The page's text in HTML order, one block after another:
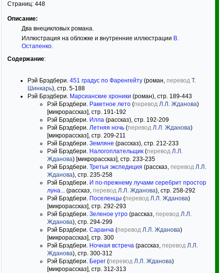
Страниц: 448
Описание:
Два внецикловых романа.
Иллюстрация на обложке и внутренние иллюстрации В.
Остапенко.
Содержание:
Рэй Брэдбери. 451 градус по Фаренгейту (роман, перевод Т.
Шинкарь), стр. 5-188
Рэй Брэдбери. Марсианские хроники (роман), стр. 189-443
Рэй Брэдбери. Ракетное лето (перевод Л.Л. Жданова)
[микрорассказ], стр. 191-192
Рэй Брэдбери. Илла (рассказ), стр. 192-209
Рэй Брэдбери. Летняя ночь (перевод Л.Л. Жданова)
[микрорассказ], стр. 209-211
Рэй Брэдбери. Земляне (рассказ), стр. 212-233
Рэй Брэдбери. Налогоплательщик (перевод Л.Л.
Жданова) [микрорассказ], стр. 233-235
Рэй Брэдбери. Третья экспедиция (рассказ, перевод Л.Л.
Жданова), стр. 235-258
Рэй Брэдбери. И по-прежнему лучами серебрит простор
луна... (рассказ, перевод Л.Л. Жданова), стр. 258-292
Рэй Брэдбери. Поселенцы (перевод Л.Л. Жданова)
[микрорассказ], стр. 292-293
Рэй Брэдбери. Зеленое утро (рассказ, перевод Л.Л.
Жданова), стр. 294-299
Рэй Брэдбери. Саранча (перевод Л.Л. Жданова)
[микрорассказ], стр. 300
Рэй Брэдбери. Ночная встреча (рассказ, перевод Л.Л.
Жданова), стр. 300-312
Рэй Брэдбери. Берег (перевод Л.Л. Жданова)
[микрорассказ], стр. 312-313